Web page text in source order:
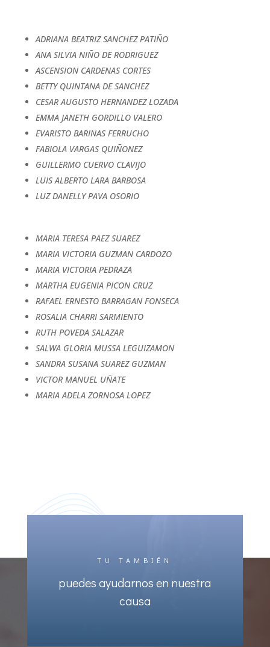
ADRIANA BEATRIZ SANCHEZ PATIÑO
ANA SILVIA NIÑO DE RODRIGUEZ
ASCENSION CARDENAS CORTES
BETTY QUINTANA DE SANCHEZ
CESAR AUGUSTO HERNANDEZ LOZADA
EMMA JANETH GORDILLO VALERO
EVARISTO BARINAS FERRUCHO
FABIOLA VARGAS QUIÑONEZ
GUILLERMO CUERVO CLAVIJO
LUIS ALBERTO LARA BARBOSA
LUZ DANELLY PAVA OSORIO
MARIA TERESA PAEZ SUAREZ
MARIA VICTORIA GUZMAN CARDOZO
MARIA VICTORIA PEDRAZA
MARTHA EUGENIA PICON CRUZ
RAFAEL ERNESTO BARRAGAN FONSECA
ROSALIA CHARRI SARMIENTO
RUTH POVEDA SALAZAR
SALWA GLORIA MUSSA LEGUIZAMON
SANDRA SUSANA SUAREZ GUZMAN
VICTOR MANUEL UÑATE
MARIA ADELA ZORNOSA LOPEZ
TU TAMBIÉN
puedes ayudarnos en nuestra
causa